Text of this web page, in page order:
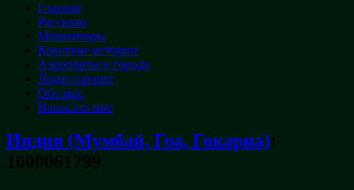
Главная
Рассказы
Миниатюры
Короткие истории
Аэропорты и города
Люди говорят
Обо мне
Написать мне
Индия (Мумбай, Гоа, Гокарна):
1000061799